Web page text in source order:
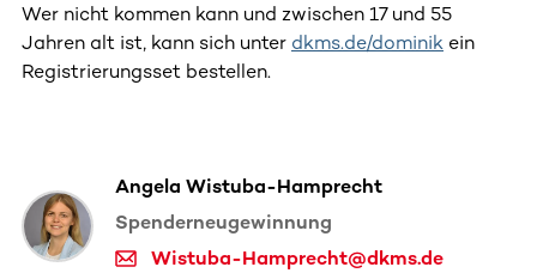
Wer nicht kommen kann und zwischen 17 und 55
Jahren alt ist, kann sich unter dkms.de/dominik ein
Registrierungsset bestellen.
Angela Wistuba-Hamprecht
Spenderneugewinnung
Wistuba-Hamprecht@dkms.de